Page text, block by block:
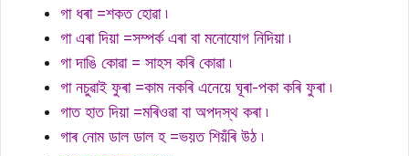
গা ধৰা =শকত হোৱা ৷
গা এৰা দিয়া =সম্পৰ্ক এৰা বা মনোযোগ নিদিয়া ৷
গা দাঙি কোৱা = সাহস কৰি কোৱা ৷
গা নচুৱাই ফুৰা =কাম নকৰি এনেয়ে ঘূৰা-পকা কৰি ফুৰা ৷
গাত হাত দিয়া =মৰিওৱা বা অপদস্থ কৰা ৷
গাৰ নোম ডাল ডাল হ =ভয়ত শিয়ঁৰি উঠ ৷